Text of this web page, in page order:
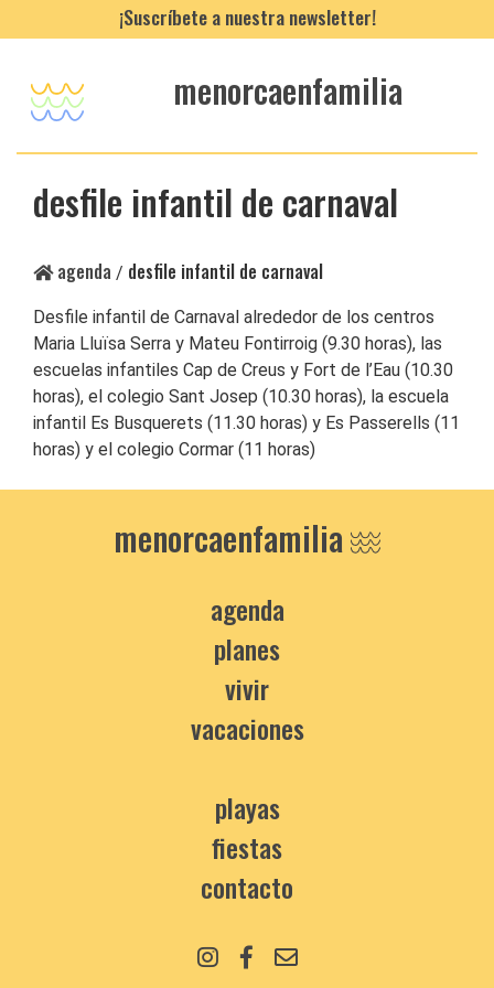
¡Suscríbete a nuestra newsletter!
menorcaenfamilia
desfile infantil de carnaval
agenda / desfile infantil de carnaval
Desfile infantil de Carnaval alrededor de los centros
Maria Lluïsa Serra y Mateu Fontirroig (9.30 horas), las
escuelas infantiles Cap de Creus y Fort de l’Eau (10.30
horas), el colegio Sant Josep (10.30 horas), la escuela
infantil Es Busquerets (11.30 horas) y Es Passerells (11
horas) y el colegio Cormar (11 horas)
menorcaenfamilia
agenda
planes
vivir
vacaciones
playas
fiestas
contacto